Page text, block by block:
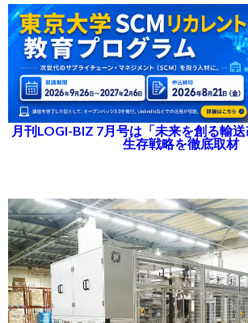
月刊LOGI-BIZ 7月号は「未来を創る輸
生存戦略を徹底取材